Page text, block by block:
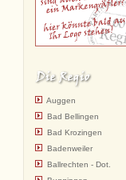
Auggen
Bad Bellingen
Bad Krozingen
Badenweiler
Ballrechten - Dot.